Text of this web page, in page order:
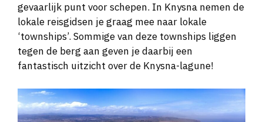
gevaarlijk punt voor schepen. In Knysna nemen de
lokale reisgidsen je graag mee naar lokale
‘townships’. Sommige van deze townships liggen
tegen de berg aan geven je daarbij een
fantastisch uitzicht over de Knysna-lagune!